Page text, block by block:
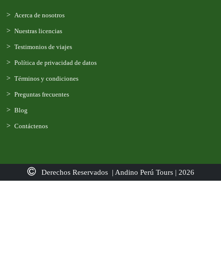
Acerca de nosotros
Nuestras licencias
Testimonios de viajes
Política de privacidad de datos
Términos y condiciones
Preguntas frecuentes
Blog
Contáctenos
Derechos Reservados | Andino Perú Tours | 2026